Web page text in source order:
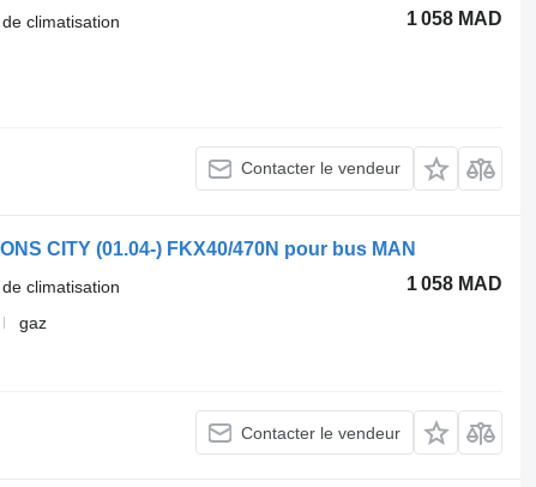
1 058 MAD
climatisation
Contacter le vendeur
CITY (01.04-) FKX40/470N pour bus MAN
1 058 MAD
climatisation
gaz
Contacter le vendeur